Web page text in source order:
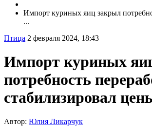
Импорт куриных яиц закрыл
...
Птица 2 февраля 2024, 18:43
Импорт куриных
потребность
стабилизировал
Автор: Юлия Ликарчук